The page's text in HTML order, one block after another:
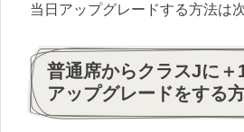
当日アップグレードする方法は
普通席からクラスJに＋
アップグレードをする